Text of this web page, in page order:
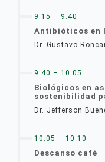
9:15 – 9:40
Antibióticos en
Dr. Gustavo
9:40 – 10:05
Biológicos en
sostenibilidad
Dr. Jefferson
10:05 – 10:10
Descanso café